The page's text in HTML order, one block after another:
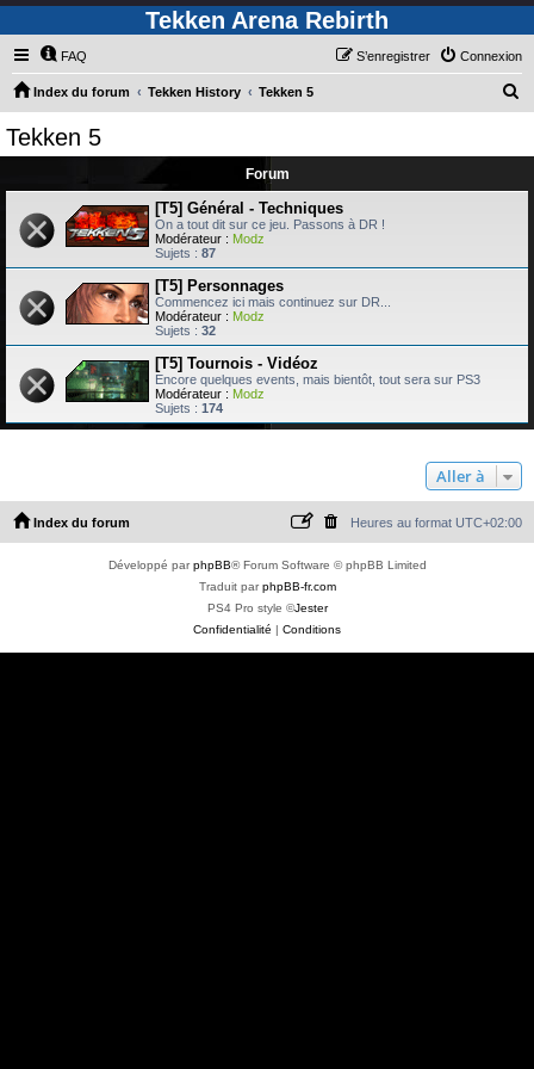
Tekken Arena Rebirth
FAQ Connexion
S’enregistrer
Index du forum Tekken History Tekken 5
r
Tekken 5
Forum
[T5] Général - Techniques
On a tout dit sur ce jeu. Passons à DR !
Modérateur : Modz
Sujets : 87
[T5] Personnages
Commencez ici mais continuez sur DR...
Modérateur : Modz
Sujets : 32
[T5] Tournois - Vidéoz
Encore quelques events, mais bientôt, tout sera sur PS3
Modérateur : Modz
Sujets : 174
Aller à
Index du forum Heures au format UTC+02:00
Développé parphpBB® Forum Software © phpBB Limited
Traduit parphpBB-fr.com
PS4 Pro style ©Jester
Confidentialité | Conditions